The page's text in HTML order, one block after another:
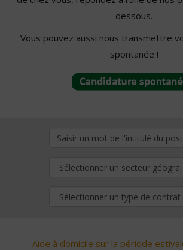
dessous.
Vous pouvez aussi nous transmettre
spontanée !
Aide à domicile sur la période